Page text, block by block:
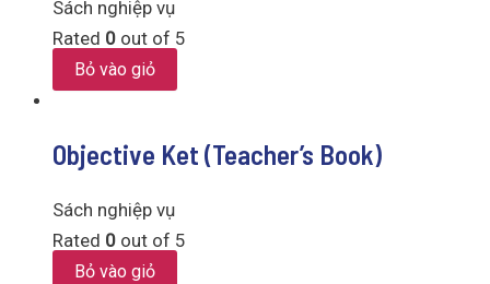
Sách nghiệp vụ
Rated 0 out of 5
Bỏ vào giỏ
Objective Ket (Teacher’s Book)
Sách nghiệp vụ
Rated 0 out of 5
Bỏ vào giỏ